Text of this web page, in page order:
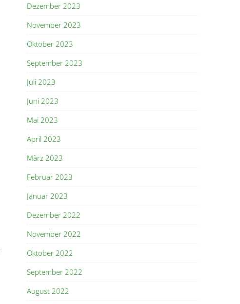
Dezember 2023
November 2023
Oktober 2023
September 2023
Juli 2023
Juni 2023
Mai 2023
April 2023
März 2023
Februar 2023
Januar 2023
Dezember 2022
November 2022
Oktober 2022
September 2022
August 2022